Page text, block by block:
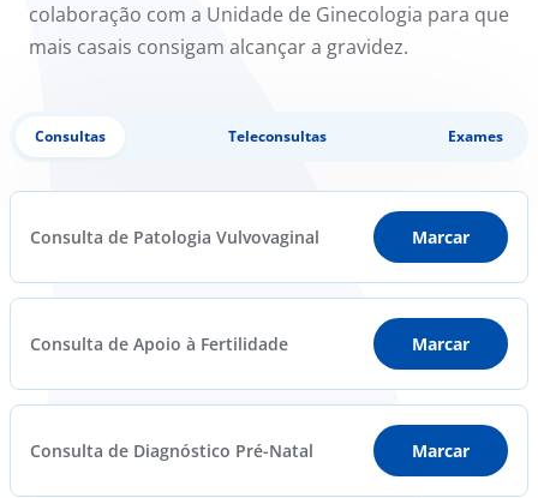
colaboração com a Unidade de Ginecologia para que
mais casais consigam alcançar a gravidez.
Consultas Teleconsultas Exames
Consulta de Patologia Vulvovaginal Marcar
Consulta de Apoio à Fertilidade Marcar
Consulta de Diagnóstico Pré-Natal Marcar